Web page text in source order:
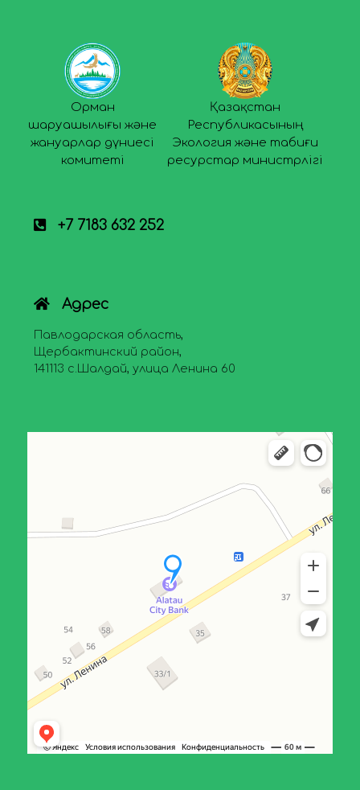
Орман
шаруашылығы және
жануарлар дүниесі
комитеті
Қазақстан
Республикасының
Экология және табиғи
ресурстар министрлігі
+7 7183 632 252
Адрес
Павлодарская область,
Щербактинский район,
141113 с.Шалдай, улица Ленина 60